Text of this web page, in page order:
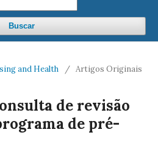
Buscar
and Health
/ Artigos Originais
de revisão
de pré-